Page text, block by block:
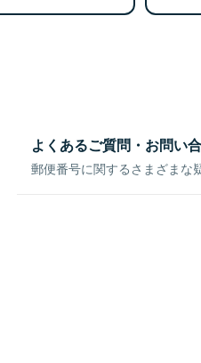
よくあるご質問・お問い
郵便番号に関するさまざまな